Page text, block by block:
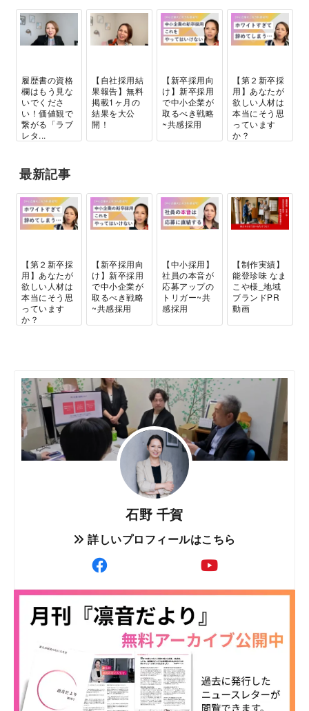
履歴書の資格
欄はもう見な
いでくださ
い！価値観で
繋がる「ラブ
レタ...
【自社採用結
果報告】無料
掲載1ヶ月の
結果を大公
開！
【新卒採用向
け】新卒採用
で中小企業が
取るべき戦略
~共感採用
【第２新卒採
用】あなたが
欲しい人材は
本当にそう思
っています
か？
最新記事
【第２新卒採
用】あなたが
欲しい人材は
本当にそう思
っています
か？
【新卒採用向
け】新卒採用
で中小企業が
取るべき戦略
~共感採用
【中小採用】
社員の本音が
応募アップの
トリガー~共
感採用
【制作実績】
能登珍味 なま
こや様_地域
ブランドPR
動画
石野 千賀
詳しいプロフィールはこちら